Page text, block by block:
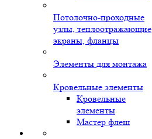
Потолочно-проходные
узлы, теплоотражающие
экраны, фланцы
Элементы для монтажа
Кровельные элементы
Кровельные
элементы
Мастер флеш